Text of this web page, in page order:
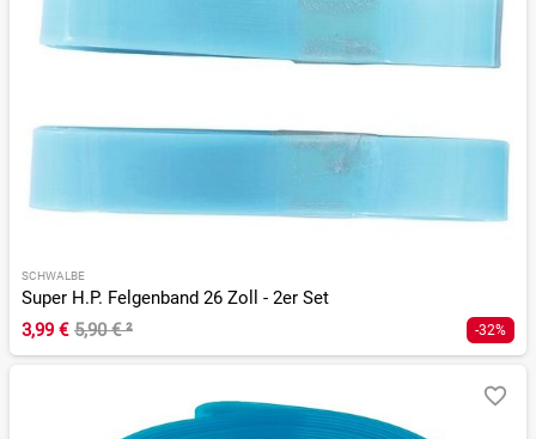
SCHWALBE
Super H.P. Felgenband 26 Zoll - 2er Set
3,99 € 5,90 €² -32%